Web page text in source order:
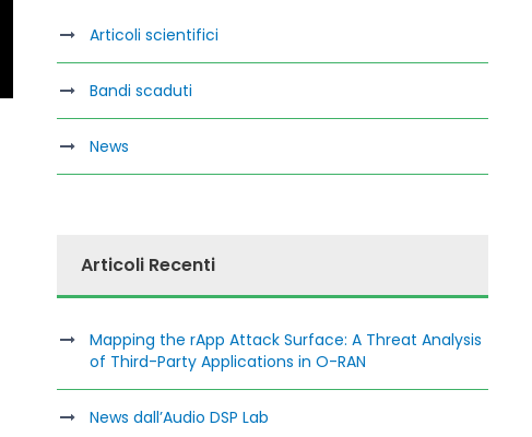
Articoli scientifici
Bandi scaduti
News
Articoli Recenti
Mapping the rApp Attack Surface: A Threat Analysis
of Third-Party Applications in O-RAN
News dall’Audio DSP Lab